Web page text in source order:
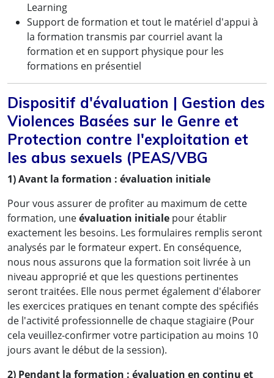
Learning
Support de formation et tout le matériel d'appui à
la formation transmis par courriel avant la
formation et en support physique pour les
formations en présentiel
Dispositif d'évaluation | Gestion des
Violences Basées sur le Genre et
Protection contre l'exploitation et
les abus sexuels (PEAS/VBG
1) Avant la formation : évaluation initiale
Pour vous assurer de profiter au maximum de cette
formation, uneévaluation initiale pour établir
exactement les besoins. Les formulaires remplis seront
analysés par le formateur expert. En conséquence,
nous nous assurons que la formation soit livrée à un
niveau approprié et que les questions pertinentes
seront traitées. Elle nous permet également d'élaborer
les exercices pratiques en tenant compte des spécifiés
de l'activité professionnelle de chaque stagiaire (Pour
cela veuillez-confirmer votre participation au moins 10
jours avant le début de la session).
2) Pendant la formation : évaluation en continu et